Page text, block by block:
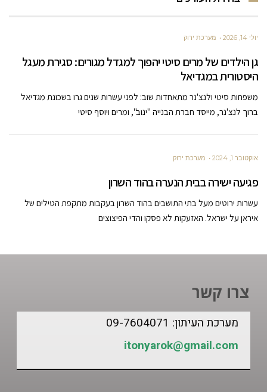
יולי 14, 2026 מערכת ירוק
גן הילדים של מרים סיטי יהפוך למגדל מגורים: סגירת מעגל
היסטורית במגדיאל
משפחות סיטי ולנצ'נר מתאחדות שוב: לפני עשרות שנים גרו בשכונת מגדיאל
ברוך לנצ'נר, מייסד חברת הבנייה "ינוב", ומרים ויוסף סיטי
אוקטובר 1, 2024 מערכת ירוק
פגיעה ישירה בבית הנערה בהוד השרון
עשרות ירוטים מעל בתי התושבים בהוד השרון בעקבות מתקפת הטילים של
איראן על ישראל. האזעקות לא פסקו והדי הפיצוצים
צרו קשר
מערכת העיתון: 09-7604071
itonyarok@gmail.com